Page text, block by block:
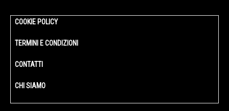
COOKIE POLICY
TERMINI E CONDIZIONI
CONTATTI
CHI SIAMO